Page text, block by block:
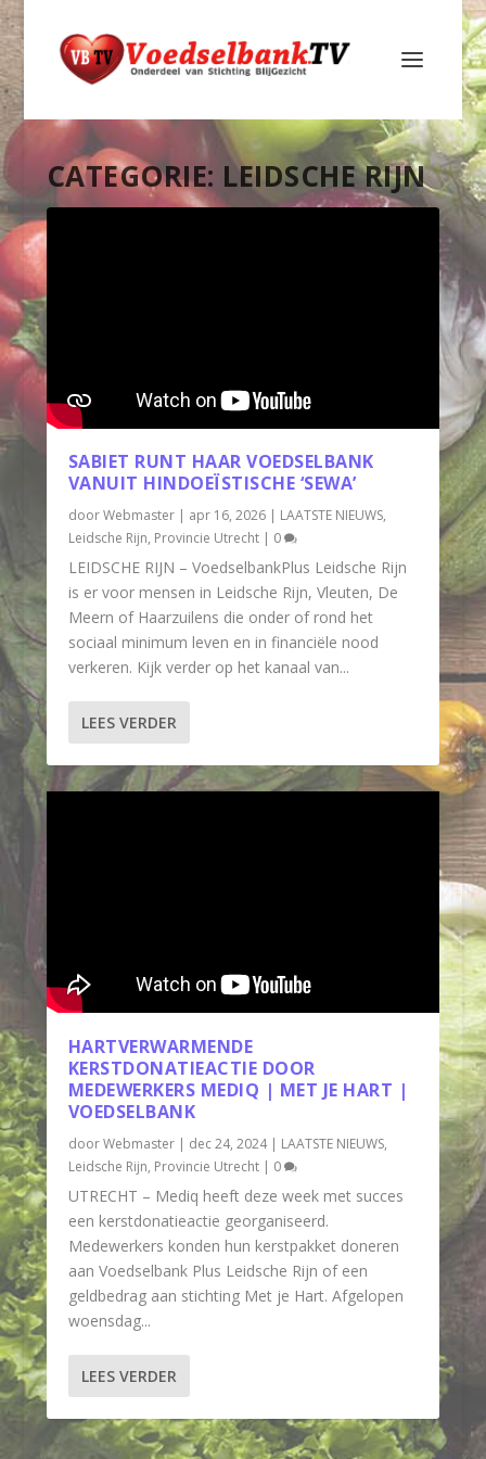
CATEGORIE: LEIDSCHE RIJN
SABIET RUNT HAAR VOEDSELBANK
VANUIT HINDOEÏSTISCHE ‘SEWA’
doorWebmaster| apr 16, 2026| LAATSTE NIEUWS,
Leidsche Rijn, Provincie Utrecht| 0
LEIDSCHE RIJN – VoedselbankPlus Leidsche Rijn
is er voor mensen in Leidsche Rijn, Vleuten, De
Meern of Haarzuilens die onder of rond het
sociaal minimum leven en in financiële nood
verkeren. Kijk verder op het kanaal van...
LEES VERDER
HARTVERWARMENDE
KERSTDONATIEACTIE DOOR
MEDEWERKERS MEDIQ | MET JE HART |
VOEDSELBANK
doorWebmaster| dec 24, 2024| LAATSTE NIEUWS,
Leidsche Rijn, Provincie Utrecht| 0
UTRECHT – Mediq heeft deze week met succes
een kerstdonatieactie georganiseerd.
Medewerkers konden hun kerstpakket doneren
aan Voedselbank Plus Leidsche Rijn of een
geldbedrag aan stichting Met je Hart. Afgelopen
woensdag...
LEES VERDER